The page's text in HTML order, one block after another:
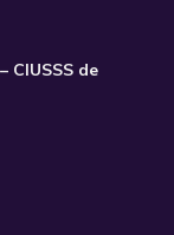
CIUSSS de